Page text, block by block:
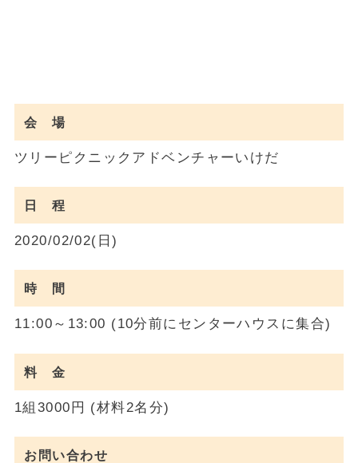
会 場
ツリーピクニックアドベンチャーいけだ
日 程
2020/02/02(日)
時 間
11:00～13:00 (10分前にセンターハウスに集合)
料 金
1組3000円 (材料2名分)
お問い合わせ